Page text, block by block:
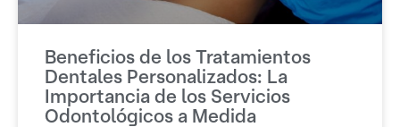
Beneficios de los Tratamientos
Dentales Personalizados: La
Importancia de los Servicios
Odontológicos a Medida